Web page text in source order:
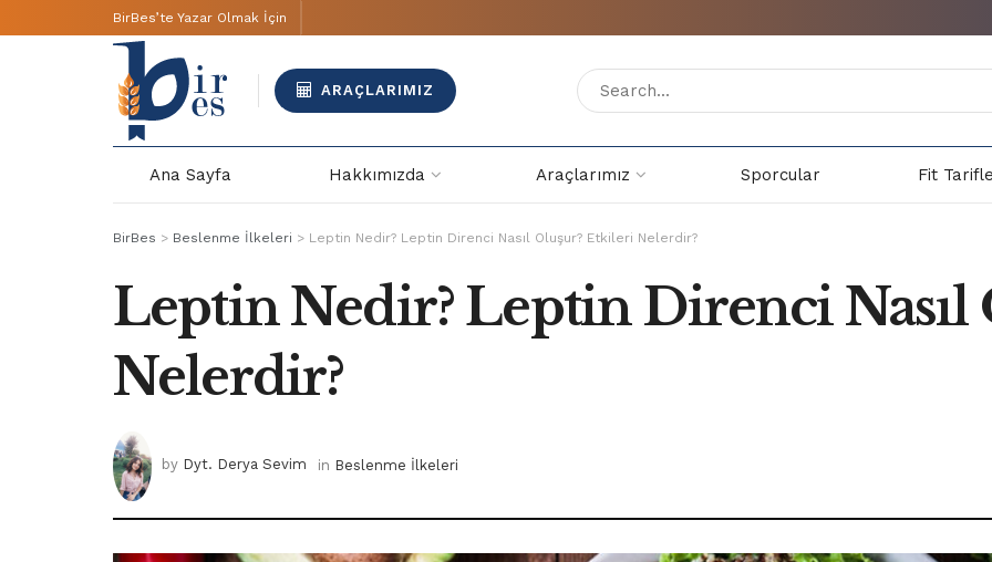
BirBes’te Yazar Olmak İçin
ARAÇLARIMIZ
Ana Sayfa Hakkımızda Araçlarımız Sporcular Fit
BirBes > Beslenme İlkeleri > Leptin Nedir? Leptin Direnci Nasıl Oluşur? Etkileri Nelerdir?
Leptin Nedir? Leptin Direnci Nasıl
Nelerdir?
by Dyt. Derya Sevim in Beslenme İlkeleri